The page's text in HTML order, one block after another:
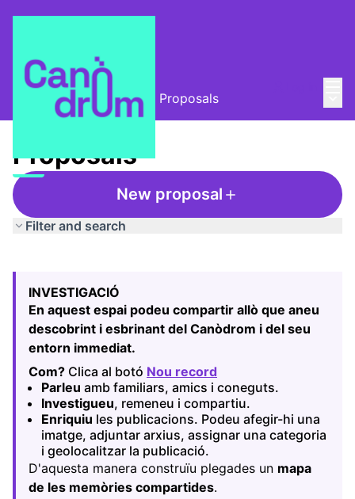
L'Alzina i el Canòdrom Proposals
Proposals
New proposal
Filter and search
−
INVESTIGACIÓ
En aquest espai podeu compartir allò que aneu
descobrint i esbrinant del Canòdrom i del seu
entorn immediat.
Com? Clica al botó Nou record
(Opens in new tab)
Parleu amb familiars, amics i coneguts.
Investigueu, remeneu i compartiu.
Enriquiu les publicacions. Podeu afegir-hi una
imatge, adjuntar arxius, assignar una categoria
i geolocalitzar la publicació.
D'aquesta manera construïu plegades un mapa
de les memòries compartides.